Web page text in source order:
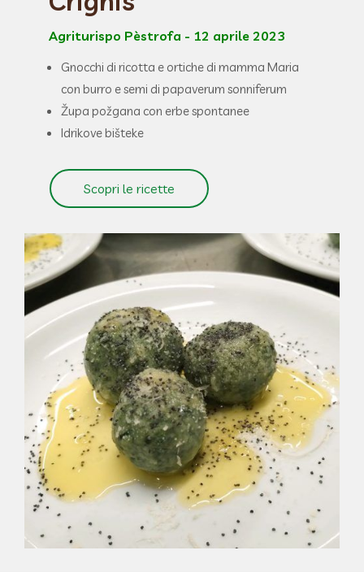
Agriturispo Pèstrofa - 12 aprile 2023
Gnocchi di ricotta e ortiche di mamma Maria
con burro e semi di papaverum sonniferum
Župa požgana con erbe spontanee
Idrikove bišteke
Scopri le ricette